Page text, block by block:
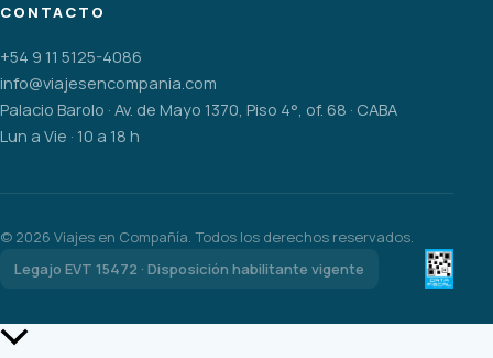
CONTACTO
+54 9 11 5125-4086
info@viajesencompania.com
Palacio Barolo · Av. de Mayo 1370, Piso 4°, of. 68 · CABA
Lun a Vie · 10 a 18 h
© 2026 Viajes en Compañía. Todos los derechos reservados.
Legajo EVT 15472 · Disposición habilitante vigente